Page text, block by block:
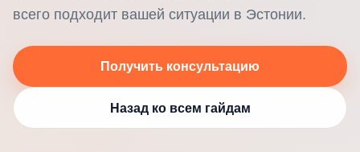
всего подходит вашей ситуации в Эстонии.
Получить консультацию
Назад ко всем гайдам